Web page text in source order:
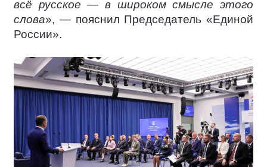
всё русское — в широком смысле этого
слова», — пояснил Председатель «Единой
России».